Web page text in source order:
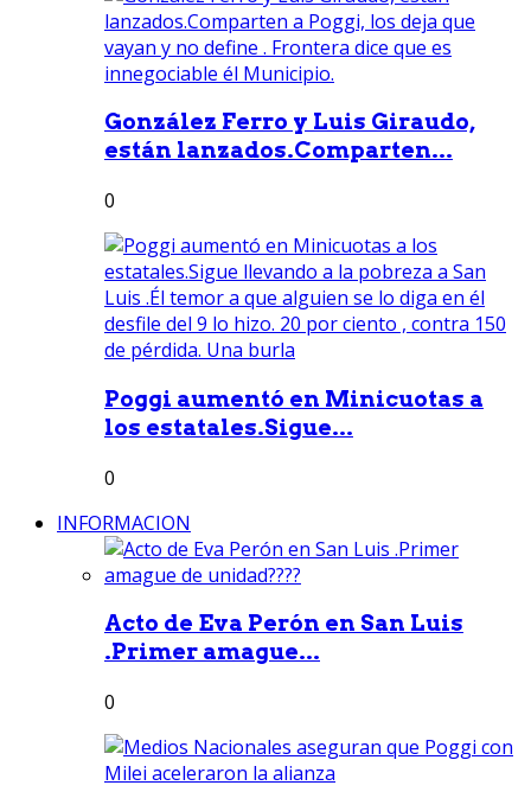
González Ferro y Luis Giraudo,
están lanzados.Comparten...
0
Poggi aumentó en Minicuotas a
los estatales.Sigue...
0
INFORMACION
Acto de Eva Perón en San Luis
.Primer amague...
0